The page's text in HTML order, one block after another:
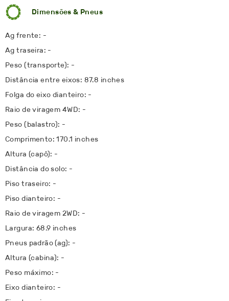
Dimensões & Pneus
Ag frente: -
Ag traseira: -
Peso (transporte): -
Distância entre eixos: 87.8 inches
Folga do eixo dianteiro: -
Raio de viragem 4WD: -
Peso (balastro): -
Comprimento: 170.1 inches
Altura (capô): -
Distância do solo: -
Piso traseiro: -
Piso dianteiro: -
Raio de viragem 2WD: -
Largura: 68.9 inches
Pneus padrão (ag): -
Altura (cabina): -
Peso máximo: -
Eixo dianteiro: -